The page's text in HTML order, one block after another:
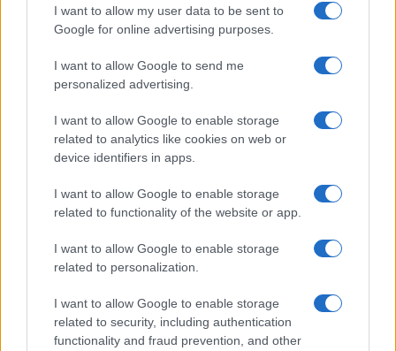
I want to allow my user data to be sent to
Google for online advertising purposes.
I want to allow Google to send me
personalized advertising.
I want to allow Google to enable storage
related to analytics like cookies on web or
device identifiers in apps.
I want to allow Google to enable storage
related to functionality of the website or app.
I want to allow Google to enable storage
related to personalization.
I want to allow Google to enable storage
related to security, including authentication
functionality and fraud prevention, and other
Cómo Bitcoin y la IA están transformando la economía global
Diego Martín · 7 Ago 2026
FINANZAS